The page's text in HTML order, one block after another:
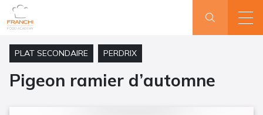
PLAT SECONDAIRE PERDRIX
Pigeon ramier d’automne